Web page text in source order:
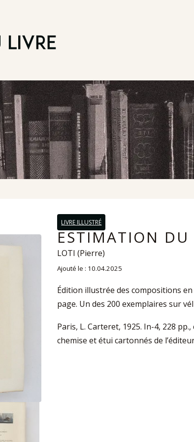
LIVRE ILLUSTRÉ
ESTIMATION DU
LOTI (Pierre)
Ajouté le : 10.04.2025
Édition illustrée des compositions
page. Un des 200 exemplaires sur
Paris, L. Carteret, 1925. In-4, 228
chemise et étui cartonnés de